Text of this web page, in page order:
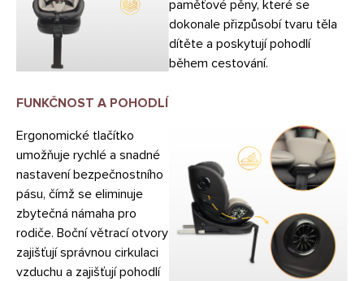
paměťové pěny, které se
dokonale přizpůsobí tvaru těla
dítěte a poskytují pohodlí
během cestování.
FUNKČNOST A POHODLÍ
Ergonomické tlačítko
umožňuje rychlé a snadné
nastavení bezpečnostního
pásu, čímž se eliminuje
zbytečná námaha pro
rodiče. Boční větrací otvory
zajišťují správnou cirkulaci
vzduchu a zajišťují pohodlí